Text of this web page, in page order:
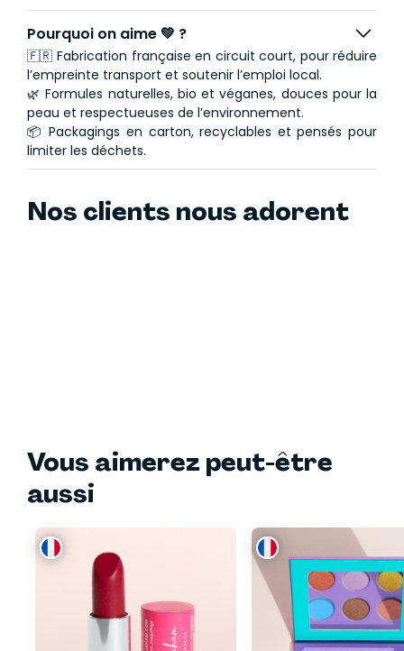
Pourquoi on aime 💚 ?
🇫🇷 Fabrication française en circuit court, pour réduire
l’empreinte transport et soutenir l’emploi local.
🌿 Formules naturelles, bio et véganes, douces pour la
peau et respectueuses de l’environnement.
📦 Packagings en carton, recyclables et pensés pour
limiter les déchets.
Nos clients nous adorent
Vous aimerez peut-être
aussi